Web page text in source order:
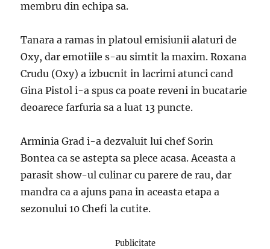
membru din echipa sa.
Tanara a ramas in platoul emisiunii alaturi de
Oxy, dar emotiile s-au simtit la maxim. Roxana
Crudu (Oxy) a izbucnit in lacrimi atunci cand
Gina Pistol i-a spus ca poate reveni in bucatarie
deoarece farfuria sa a luat 13 puncte.
Arminia Grad i-a dezvaluit lui chef Sorin
Bontea ca se astepta sa plece acasa. Aceasta a
parasit show-ul culinar cu parere de rau, dar
mandra ca a ajuns pana in aceasta etapa a
sezonului 10 Chefi la cutite.
Publicitate